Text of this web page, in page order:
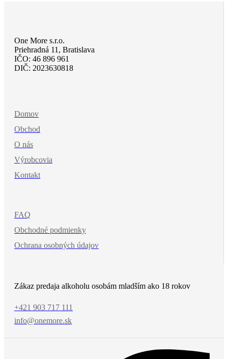
One More s.r.o.
Priehradná 11, Bratislava
IČO: 46 896 961
DIČ: 2023630818
Domov
Obchod
O nás
Výrobcovia
Kontakt
FAQ
Obchodné podmienky
Ochrana osobných údajov
Zákaz predaja alkoholu osobám mladším ako 18 rokov
+421 903 717 111
info@onemore.sk